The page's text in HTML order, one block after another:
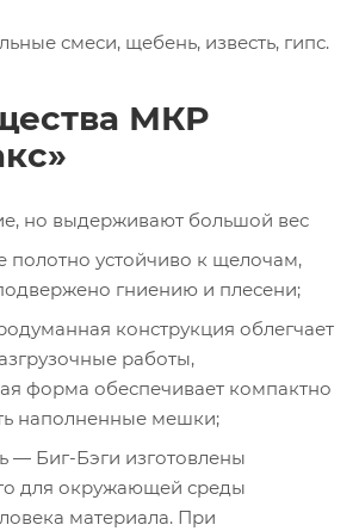
смеси, щебень, известь, гипс.
МКР
но выдерживают большой вес
полотно устойчиво к щелочам,
гниению и плесени;
конструкция облегчает
работы,
форма обеспечивает компактно
наполненные мешки;
— Биг-Бэги изготовлены
для окружающей среды
материала. При